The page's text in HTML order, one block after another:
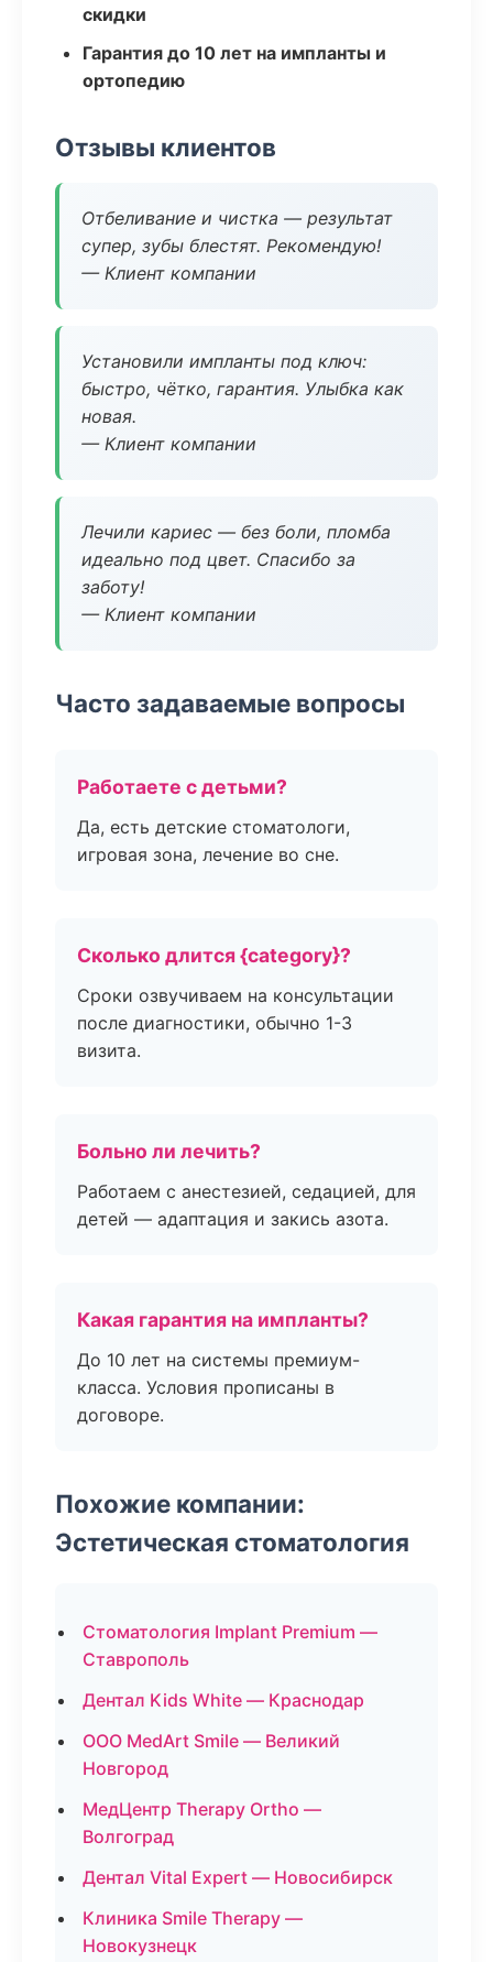
скидки
Гарантия до 10 лет на импланты и
ортопедию
Отзывы клиентов
Отбеливание и чистка — результат
супер, зубы блестят. Рекомендую!
— Клиент компании
Установили импланты под ключ:
быстро, чётко, гарантия. Улыбка как
новая.
— Клиент компании
Лечили кариес — без боли, пломба
идеально под цвет. Спасибо за
заботу!
— Клиент компании
Часто задаваемые вопросы
Работаете с детьми?
Да, есть детские стоматологи,
игровая зона, лечение во сне.
Сколько длится {category}?
Сроки озвучиваем на консультации
после диагностики, обычно 1-3
визита.
Больно ли лечить?
Работаем с анестезией, седацией, для
детей — адаптация и закись азота.
Какая гарантия на импланты?
До 10 лет на системы премиум-
класса. Условия прописаны в
договоре.
Похожие компании:
Эстетическая стоматология
Стоматология Implant Premium —
Ставрополь
Дентал Kids White — Краснодар
ООО MedArt Smile — Великий
Новгород
МедЦентр Therapy Ortho —
Волгоград
Дентал Vital Expert — Новосибирск
Клиника Smile Therapy —
Новокузнецк